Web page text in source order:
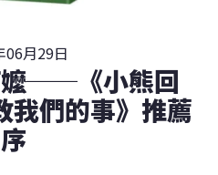
06月29日
嬤──《小熊回
我們的事》推薦
序